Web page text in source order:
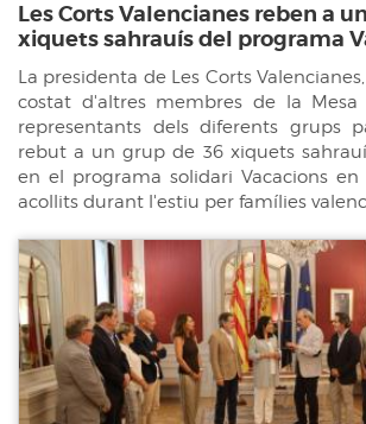
Les Corts Valencianes reben a
xiquets sahrauís del programa
La presidenta de Les Corts
costat d'altres membres de la
representants dels diferents grups
rebut a un grup de 36 xiquets
en el programa solidari Vacacions
acollits durant l'estiu per famílies